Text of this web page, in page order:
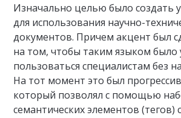
Изначально целью было создать
для использования научно-
документов. Причем акцент был
на том, чтобы таким языком было
пользоваться специалистам без
На тот момент это был
который позволял с помощью
семантических элементов (тегов)